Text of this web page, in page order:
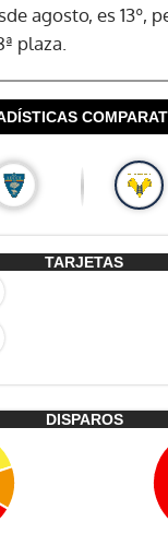
agosto, es 13º,
plaza.